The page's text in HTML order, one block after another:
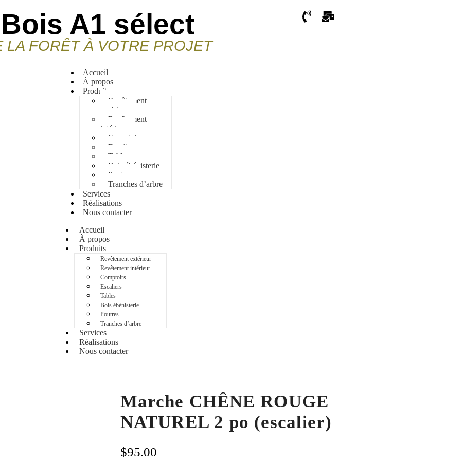
Bois A1 sélect
LA FORÊT À VOTRE PROJET
Accueil
À propos
Produits
Revêtement
extérieur
Revêtement
intérieur
Comptoirs
Escaliers
Tables
Bois ébénisterie
Poutres
Tranches d’arbre
Services
Réalisations
Nous contacter
Accueil
À propos
Produits
Revêtement extérieur
Revêtement intérieur
Comptoirs
Escaliers
Tables
Bois ébénisterie
Poutres
Tranches d’arbre
Services
Réalisations
Nous contacter
Marche CHÊNE ROUGE
NATUREL 2 po (escalier)
$95.00